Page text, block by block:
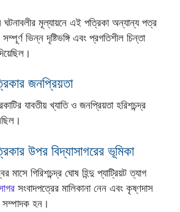
মূল্যায়নে এই পত্রিকা অন্যান্য পত্র
ভিন্ন দৃষ্টিভঙ্গি এবং প্রগতিশীল চিন্তা
জনপ্রিয়তা
যাবতীয় খ্যাতি ও জনপ্রিয়তা হরিশচন্দ্র
উপর বিদ্যাসাগরের ভূমিকা
মাসে গিরিশচন্দ্র ঘোষ হিন্দু প্যাট্রিয়ট ত্যাগ
সংবাদপত্রের মালিকানা নেন এবং কৃষ্ণদাস
হন।